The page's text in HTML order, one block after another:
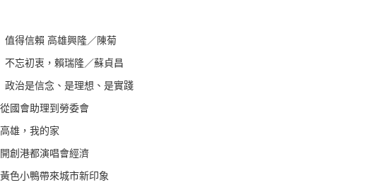
得信賴 高雄興隆／陳菊
忘初衷，賴瑞隆／蘇貞昌
治是信念、是理想、是實踐
國會助理到勞委會
雄，我的家
創港都演唱會經濟
色小鴨帶來城市新印象